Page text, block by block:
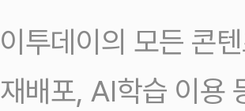
이투데이의 모든 콘
재배포, AI학습 이용